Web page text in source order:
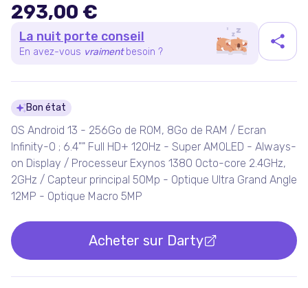
293,00 €
La nuit porte conseil
En avez-vous vraiment besoin ?
Détails du produit
Bon état
OS Android 13 - 256Go de ROM, 8Go de RAM / Ecran
Infinity-O ; 6.4"" Full HD+ 120Hz - Super AMOLED - Always-
on Display / Processeur Exynos 1380 Octo-core 2.4GHz,
2GHz / Capteur principal 50Mp - Optique Ultra Grand Angle
12MP - Optique Macro 5MP
Acheter sur Darty